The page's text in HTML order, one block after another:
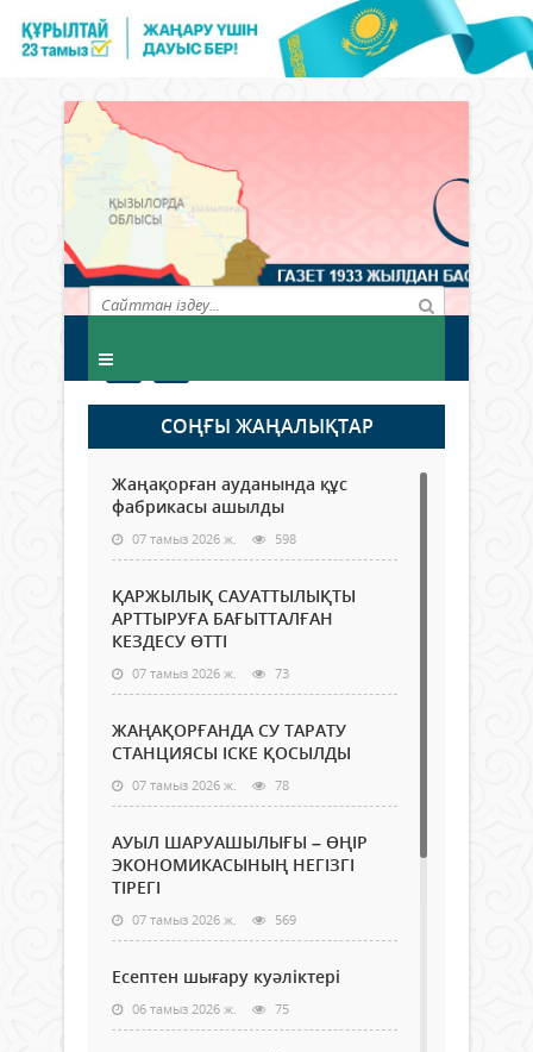
СОҢҒЫ ЖАҢАЛЫҚТАР
Жаңақорған ауданында құс
фабрикасы ашылды
07 тамыз 2026 ж. 598
ҚАРЖЫЛЫҚ САУАТТЫЛЫҚТЫ
АРТТЫРУҒА БАҒЫТТАЛҒАН
КЕЗДЕСУ ӨТТІ
07 тамыз 2026 ж. 73
ЖАҢАҚОРҒАНДА СУ ТАРАТУ
СТАНЦИЯСЫ ІСКЕ ҚОСЫЛДЫ
07 тамыз 2026 ж. 78
АУЫЛ ШАРУАШЫЛЫҒЫ – ӨҢІР
ЭКОНОМИКАСЫНЫҢ НЕГІЗГІ
ТІРЕГІ
07 тамыз 2026 ж. 569
Есептен шығару куәліктері
06 тамыз 2026 ж. 75